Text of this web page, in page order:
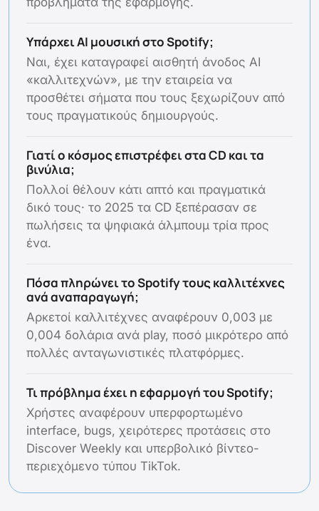
Υπάρχει AI μουσική στο Spotify;
Ναι, έχει καταγραφεί αισθητή άνοδος AI
«καλλιτεχνών», με την εταιρεία να
προσθέτει σήματα που τους ξεχωρίζουν από
τους πραγματικούς δημιουργούς.
Γιατί ο κόσμος επιστρέφει στα CD και τα
βινύλια;
Πολλοί θέλουν κάτι απτό και πραγματικά
δικό τους· το 2025 τα CD ξεπέρασαν σε
πωλήσεις τα ψηφιακά άλμπουμ τρία προς
ένα.
Πόσα πληρώνει το Spotify τους καλλιτέχνες
ανά αναπαραγωγή;
Αρκετοί καλλιτέχνες αναφέρουν 0,003 με
0,004 δολάρια ανά play, ποσό μικρότερο από
πολλές ανταγωνιστικές πλατφόρμες.
Τι πρόβλημα έχει η εφαρμογή του Spotify;
Χρήστες αναφέρουν υπερφορτωμένο
interface, bugs, χειρότερες προτάσεις στο
Discover Weekly και υπερβολικό βίντεο-
περιεχόμενο τύπου TikTok.